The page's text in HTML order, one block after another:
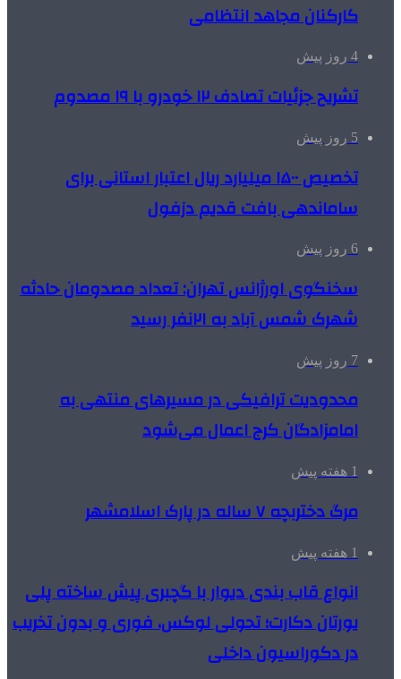
کارکنان مجاهد انتظامی
4 روز پیش
تشریح جزئیات تصادف ۱۲ خودرو با ۱۹ مصدوم
5 روز پیش
تخصیص ۱۵۰۰ میلیارد ریال اعتبار استانی برای
ساماندهی بافت قدیم دزفول
6 روز پیش
سخنگوی اورژانس تهران: تعداد مصدومان حادثه
شهرک شمس آباد به ۲۱نفر رسید
7 روز پیش
محدودیت ترافیکی در مسیرهای منتهی به
امامزادگان کرج اعمال می‌شود
1 هفته پیش
مرگ دختربچه ۷ ساله در پارک اسلامشهر
1 هفته پیش
انواع قاب بندی دیوار با گچبری پیش ساخته پلی
یورتان دکارت؛ تحولی لوکس، فوری و بدون تخریب
در دکوراسیون داخلی